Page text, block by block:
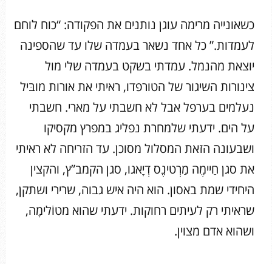
כשאונייה מרימה עוגן נותנים את הפקודה: “כוח לוחם
לעמדות.” כל אחד נשאר בעמדה שלו עד שהספינה
יוצאת מהנמל. עמדתי בשקט בעמדה שלי מול
צינורות השיגור של הטורפדו, ראיתי את אורות מובּיל
נעלמים בערפל אבל לא חשבתי על מארי. חשבתי
על הים. ידעתי שלמחרת נפליג במפרץ מקסיקו
ושבעונה הזאת המסלול מסוכן. עד הזריחה לא ראיתי
את סגן חַיימֶה מַרְטינֶס דְיָאגו, סגן הקמב”ץ, והקצין
היחידי שמת באסון. הוא היה איש גבוה, שרירי ושתקן,
שראיתי רק לעיתים רחוקות. ידעתי שהוא מטוֹלימָה,
ושהוא אדם מצוין.